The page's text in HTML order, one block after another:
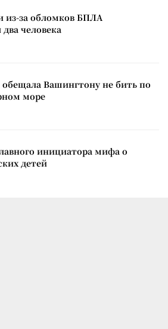
из-за обломков БПЛА
человека
Вашингтону не бить по
море
инициатора мифа о
детей